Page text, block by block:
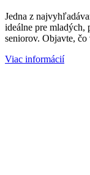
Jedna z
ideálne pre mladých,
seniorov. Objavte, čo
Viac informácií